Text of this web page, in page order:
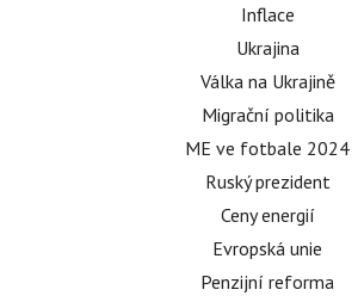
Inflace
Ukrajina
Válka na Ukrajině
Migrační politika
ME ve fotbale 2024
Ruský prezident
Ceny energií
Evropská unie
Penzijní reforma